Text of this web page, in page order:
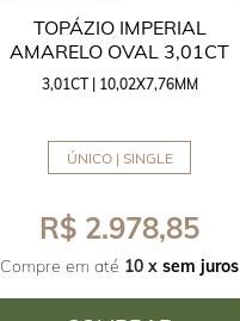
TOPÁZIO IMPERIAL
AMARELO OVAL 3,01CT
3,01CT | 10,02X7,76MM
ÚNICO | SINGLE
R$ 2.978,85
Compre em até 10 x sem juros